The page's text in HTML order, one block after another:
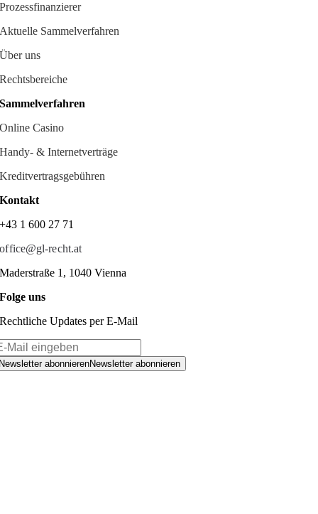
Prozessfinanzierer
Aktuelle Sammelverfahren
Über uns
Rechtsbereiche
Sammelverfahren
Online Casino
Handy- & Internetverträge
Kreditvertragsgebühren
Kontakt
+43 1 600 27 71
office@gl-recht.at
Maderstraße 1, 1040 Vienna
Folge uns
Rechtliche Updates per E-Mail
abonnierenNewsletter abonnieren